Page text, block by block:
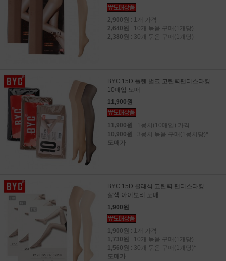
2,900원 : 1개 가격
2,640원 : 10개 묶음 구매(1개당)
2,380원 : 30개 묶음 구매(1개당)
BYC 15D 플랜 벌크 고탄력팬티스타킹
10매입 도매
11,900원
11,900원 : 1뭉치(10매입) 가격
10,900원 : 3뭉치 묶음 구매(1뭉치당)*
도매가
BYC 15D 클래식 고탄력 팬티스타킹
살색 아이보리 도매
1,900원
1,900원 : 1개 가격
1,730원 : 10개 묶음 구매(1개당)
1,560원 : 30개 묶음 구매(1개당)*
도매가